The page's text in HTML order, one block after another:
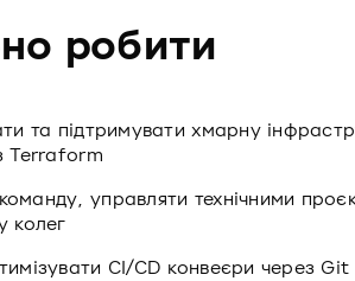
робити
та підтримувати хмарну
Terraform
управляти технічними
колег
CI/CD конвеєри через